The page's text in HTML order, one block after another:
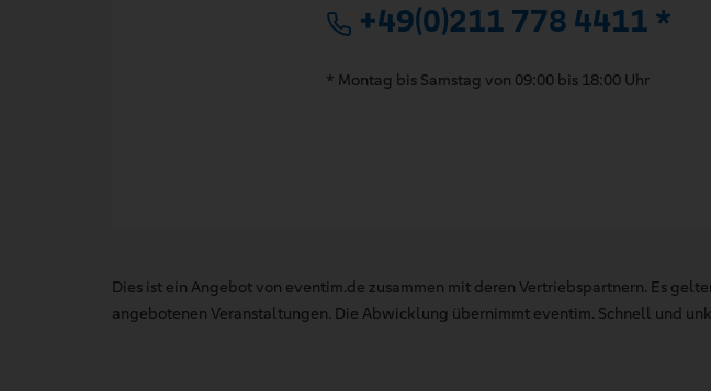
+49(0)211 778 4411 *
* Montag bis Samstag von 09:00 bis 18:00 Uhr
Dies ist ein Angebot von eventim.de zusammen mit deren Vertriebspartnern. Es
angebotenen Veranstaltungen. Die Abwicklung übernimmt eventim. Schnell und